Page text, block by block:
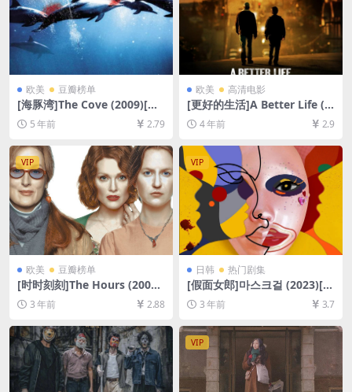
欧美 豆瓣榜单
[海豚湾]The Cove (2009)[百
度网盘+迅雷云盘资源1080P
超清未删减][MP4/5.8GB][中
英字幕]
5 年前 2.79
欧美 高清电影
[更好的生活]A Better Life (2
011)[百度网盘+迅雷云盘资源
1080P超清未删减][MP4/6G
B][中英字幕]
4 年前 2.9
VIP
欧美 豆瓣榜单
[时时刻刻]The Hours (2002)
[百度网盘+夸克网盘1080P超
清未删减资源][网盘在线播放/
下载][MP4/7.3GB][中英字幕]
3 年前 2.88
VIP
日韩 热门剧集
[假面女郎]마스크걸 (2023)[百
度网盘+夸克网盘1080P超清
未删减资源][网盘在线播放/下
载][MP4/11GB][韩语中字]
3 年前 3.7
VIP